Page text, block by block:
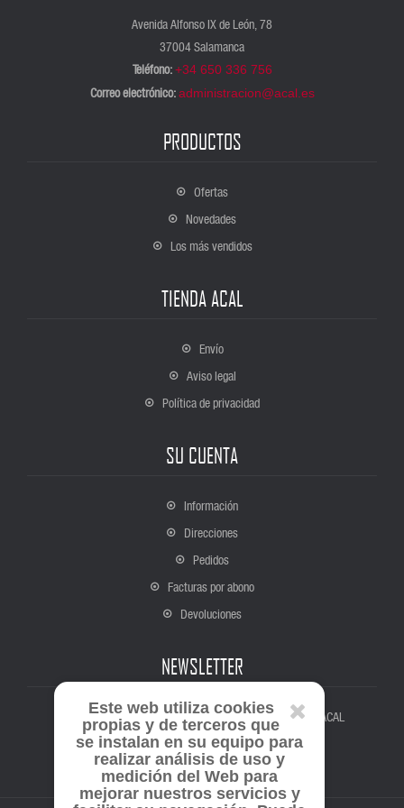
india Dayanita Singh.Avenida Alfonso IX de León, 78
37004 Salamanca
Teléfono: +34 650 336 756
Correo electrónico: administracion@acal.es
PRODUCTOS
Ofertas
Novedades
Los más vendidos
TIENDA ACAL
Envío
Aviso legal
Política de privacidad
SU CUENTA
Información
Direcciones
Pedidos
Facturas por abono
Devoluciones
NEWSLETTER
Suscríbete para estar al tanto de todas las novedades de ACAL
Este web utiliza cookies
propias y de terceros que
se instalan en su equipo para
realizar análisis de uso y
medición del Web para
mejorar nuestros servicios y